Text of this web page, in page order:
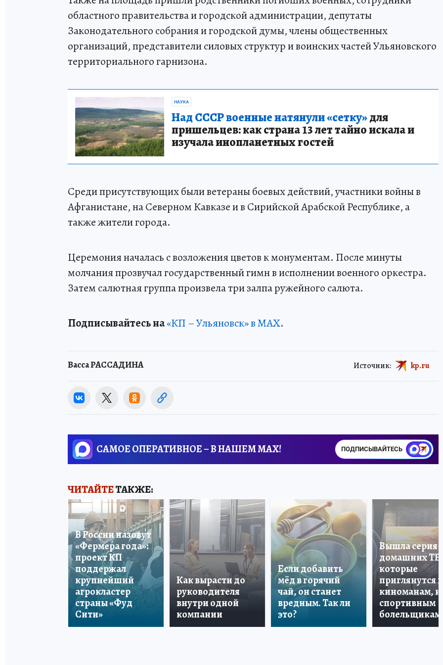
областного правительства и городской администрации, депутаты
Законодательного собрания и городской думы, члены общественных
организаций, представители силовых структур и воинских частей Ульяновского
территориального гарнизона.
НАУКА
Над СССР военные натянули «сетку»для
пришельцев: как страна 13 лет тайно искала и
изучала инопланетных гостей
Среди присутствующих были ветераны боевых действий, участники войны в
Афганистане, на Северном Кавказе и в Сирийской Арабской Республике, а
также жители города.
Церемония началась с возложения цветов к монументам. После минуты
молчания прозвучал государственный гимн в исполнении военного оркестра.
Затем салютная группа произвела три залпа ружейного салюта.
Подписывайтесь на«КП – Ульяновск» в MAX.
Васса РАССАДИНА Источник: kp.ru
САМОЕ ОПЕРАТИВНОЕ – В НАШЕМ MAX! ПОДПИСЫВАЙТЕСЬ
ЧИТАЙТЕТАКЖЕ:
В России назовут
«Фермера года»:
проект КП
поддержал
крупнейший
агрокластер
страны «Фуд
Сити»
Как вырасти до
руководителя
внутри одной
компании
Если добавить
мёд в горячий
чай, он станет
вредным. Так ли
это?
Вышла серия
домашних ТВ,
которые
приглянутся и
киноманам, и
спортивным
болельщикам